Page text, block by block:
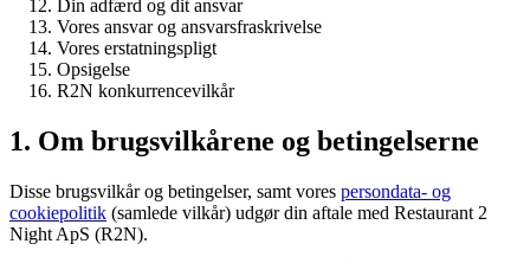
Din adfærd og dit ansvar
Vores ansvar og ansvarsfraskrivelse
Vores erstatningspligt
Opsigelse
R2N konkurrencevilkår
1. Om brugsvilkårene og betingelserne
Disse brugsvilkår og betingelser, samt vores persondata- og
cookiepolitik (samlede vilkår) udgør din aftale med Restaurant 2
Night ApS (R2N).